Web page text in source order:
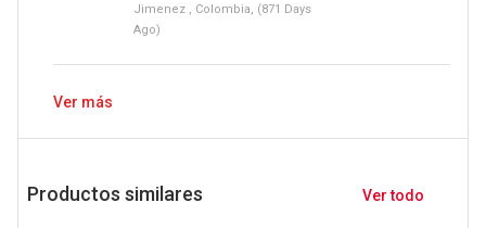
Jimenez , Colombia, (871 Days
Ago)
Ver más
Productos similares Ver todo